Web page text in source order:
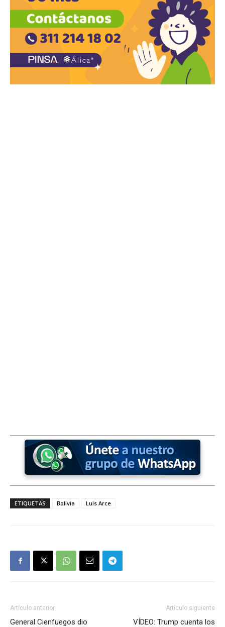
ETIQUETAS Bolivia Luis Arce
Artículo anterior
General Cienfuegos dio
Artículo siguiente
VÍDEO: Trump cuenta los